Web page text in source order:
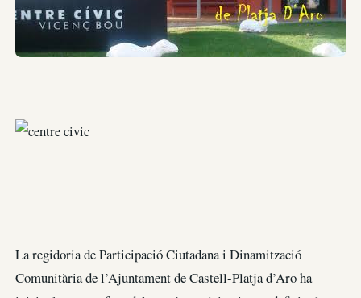
La regidoria de Participació Ciutadana i Dinamització
Comunitària de l’Ajuntament de Castell-Platja d’Aro ha